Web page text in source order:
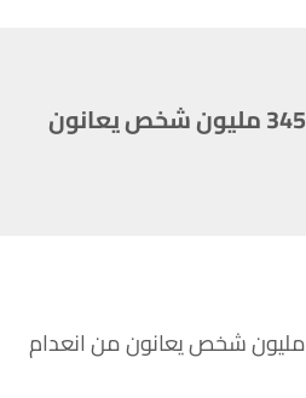
لا تزال أكبر أزمة غذاء وتغذية في التاريخ مستمرة. هذا العام، لا يزال 345 مليون شخص يعانون
وأفاد سكاو: “لا تزال أكبر أزمة غذاء وتغذية في التاريخ مستمرة. هذا العام، لا يزال 345 مليون شخص يعانون من انعدام